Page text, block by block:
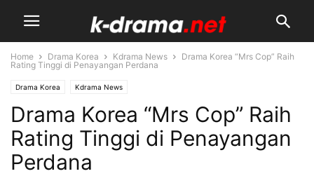
Home Drama Korea Kdrama News
Drama Korea “Mrs Cop” Raih
Rating Tinggi di Penayangan Perdana
Drama Korea Kdrama News
Drama Korea “Mrs Cop” Raih
Rating Tinggi di Penayangan
Perdana